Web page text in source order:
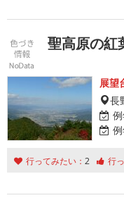
聖高原の紅
展望
長
行ってみたい： 2 行